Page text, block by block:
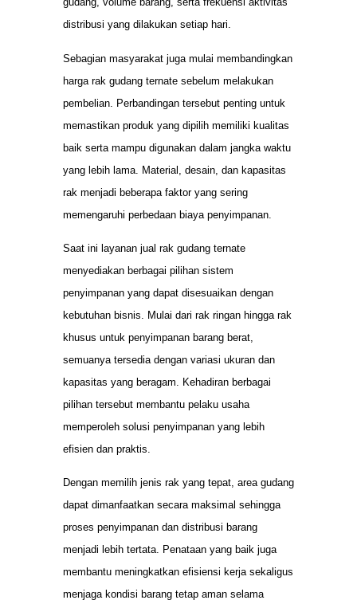
distribusi yang dilakukan setiap hari.
Sebagian masyarakat juga mulai membandingkan
harga rak gudang ternate sebelum melakukan
pembelian. Perbandingan tersebut penting untuk
memastikan produk yang dipilih memiliki kualitas
baik serta mampu digunakan dalam jangka waktu
yang lebih lama. Material, desain, dan kapasitas
rak menjadi beberapa faktor yang sering
memengaruhi perbedaan biaya penyimpanan.
Saat ini layanan jual rak gudang ternate
menyediakan berbagai pilihan sistem
penyimpanan yang dapat disesuaikan dengan
kebutuhan bisnis. Mulai dari rak ringan hingga rak
khusus untuk penyimpanan barang berat,
semuanya tersedia dengan variasi ukuran dan
kapasitas yang beragam. Kehadiran berbagai
pilihan tersebut membantu pelaku usaha
memperoleh solusi penyimpanan yang lebih
efisien dan praktis.
Dengan memilih jenis rak yang tepat, area gudang
dapat dimanfaatkan secara maksimal sehingga
proses penyimpanan dan distribusi barang
menjadi lebih tertata. Penataan yang baik juga
membantu meningkatkan efisiensi kerja sekaligus
menjaga kondisi barang tetap aman selama